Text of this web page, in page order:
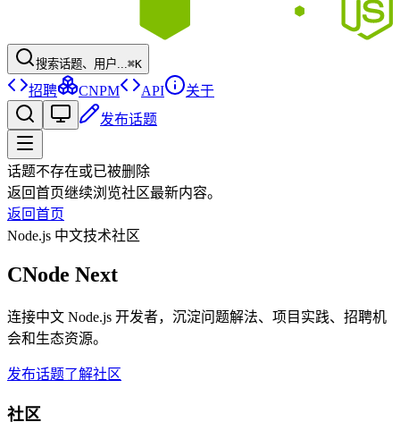
搜索话题、用户...⌘K
招聘 CNPM API
关于
发布话题
话题不存在或已被删除
返回首页继续浏览社区最新内容。
返回首页
Node.js 中文技术社区
CNode Next
连接中文 Node.js 开发者，沉淀问题解法、项目实践、招聘机
会和生态资源。
发布话题了解社区
社区